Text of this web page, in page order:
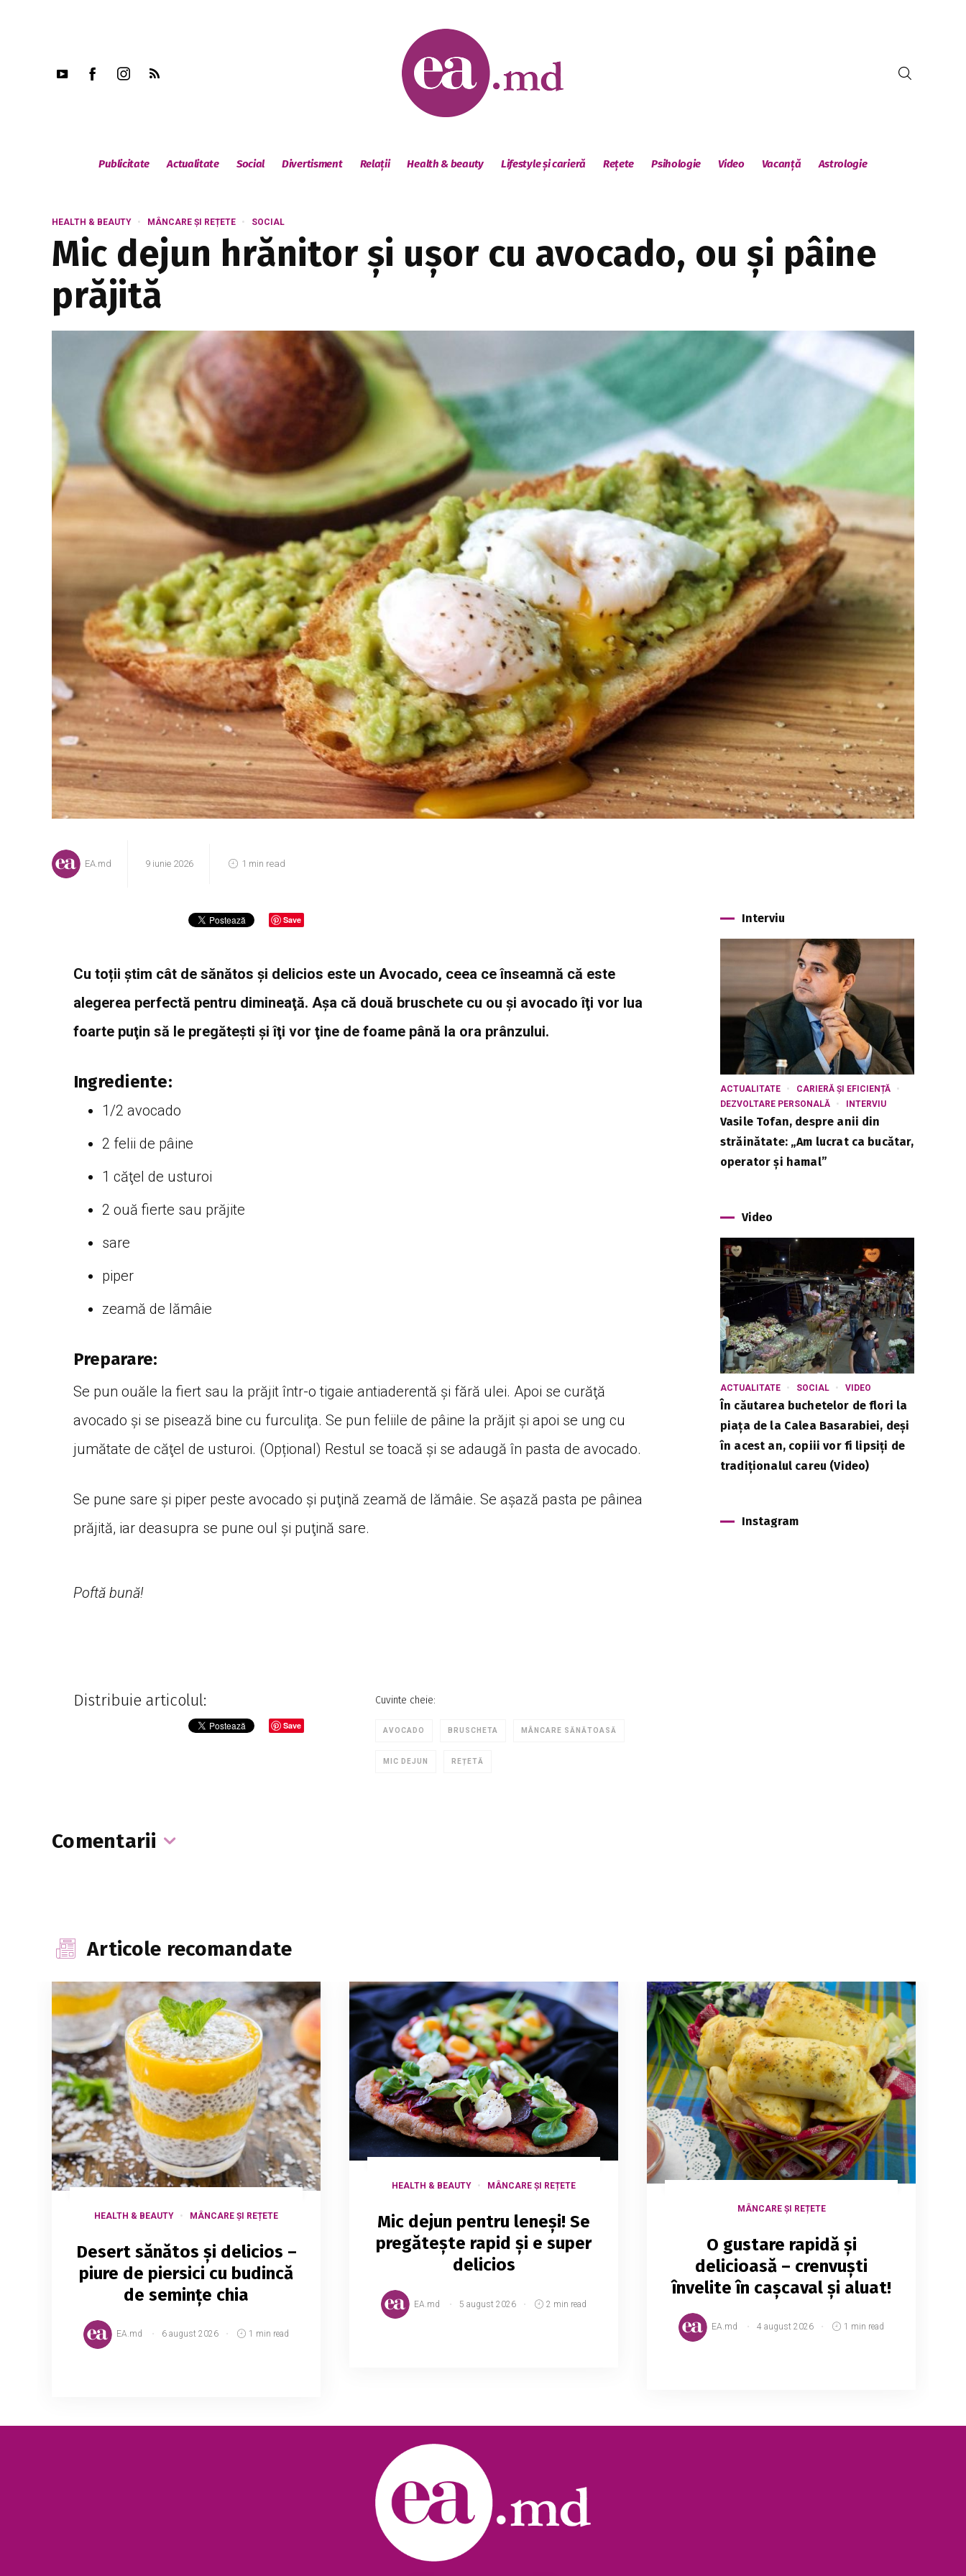
Publicitate Actualitate Social Divertisment Relații Health & beauty Lifestyle și carieră Rețete Psihologie Video Vacanță Astrologie
HEALTH & BEAUTY MÂNCARE ȘI REȚETE SOCIAL
Mic dejun hrănitor și ușor cu avocado, ou și pâine
prăjită
EA.md 9 iunie 2026 1 min read
Save
Cu toții știm cât de sănătos și delicios este un Avocado, ceea ce înseamnă că este
alegerea perfectă pentru dimineaţă. Aşa că două bruschete cu ou şi avocado îţi vor lua
foarte puţin să le pregăteşti şi îţi vor ţine de foame până la ora prânzului.
Ingrediente:
1/2 avocado
2 felii de pâine
1 căţel de usturoi
2 ouă fierte sau prăjite
sare
piper
zeamă de lămâie
Preparare:
Se pun ouăle la fiert sau la prăjit într-o tigaie antiaderentă și fără ulei. Apoi se curăţă
avocado şi se pisează bine cu furculiţa. Se pun feliile de pâine la prăjit şi apoi se ung cu
jumătate de căţel de usturoi. (Opțional) Restul se toacă şi se adaugă în pasta de avocado.
Se pune sare şi piper peste avocado şi puţină zeamă de lămâie. Se așază pasta pe pâinea
prăjită, iar deasupra se pune oul şi puţină sare.
Poftă bună!
Distribuie articolul:
Save
Cuvinte cheie:
AVOCADO BRUSCHETA MÂNCARE SĂNĂTOASĂ
MIC DEJUN REȚETĂ
Comentarii
Interviu
ACTUALITATE
CARIERĂ ȘI EFICIENȚĂ
DEZVOLTARE PERSONALĂ
INTERVIU
Vasile Tofan, despre anii din
străinătate: „Am lucrat ca bucătar,
operator și hamal”
Video
ACTUALITATE SOCIAL VIDEO
În căutarea buchetelor de flori la
piața de la Calea Basarabiei, deși
în acest an, copiii vor fi lipsiți de
tradiționalul careu (Video)
Instagram
Articole recomandate
HEALTH & BEAUTY MÂNCARE ȘI REȚETE
Desert sănătos și delicios –
piure de piersici cu budincă
de semințe chia
EA.md 6 august 2026 1 min read
HEALTH & BEAUTY MÂNCARE ȘI REȚETE
Mic dejun pentru leneși! Se
pregătește rapid și e super
delicios
EA.md 5 august 2026 2 min read
MÂNCARE ȘI REȚETE
O gustare rapidă și
delicioasă – crenvuști
învelite în cașcaval și aluat!
EA.md 4 august 2026 1 min read